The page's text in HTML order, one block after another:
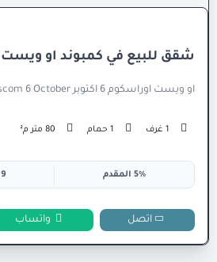
شقق للبيع في كمبوند او ويست 6 اكتوبر
او ويست اوراسكوم 6 اكتوبر O West Orascom 6 October
1 غرف 1 حمام 80 متر م²
5% المقدم 9 سنوات تقسيط
اتصل واتساب